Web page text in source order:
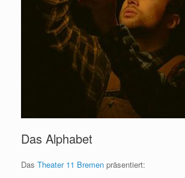
Das Alphabet
Das Theater 11 Bremen präsentiert: